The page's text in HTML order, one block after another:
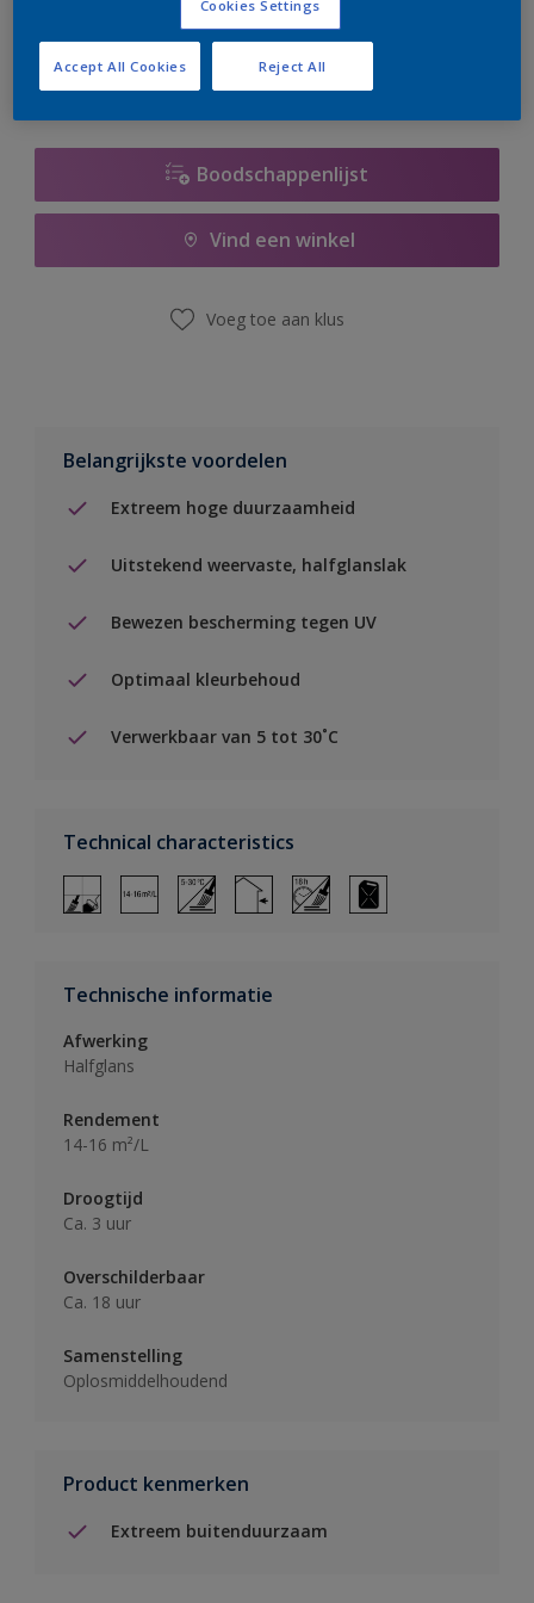
er hard aan om de voorraad aan te vullen.
Boodschappenlijst
Vind een winkel
Voeg toe aan klus
Belangrijkste voordelen
Extreem hoge duurzaamheid
Uitstekend weervaste, halfglanslak
Bewezen bescherming tegen UV
Optimaal kleurbehoud
Verwerkbaar van 5 tot 30˚C
Technical characteristics
Technische informatie
Afwerking
Halfglans
Rendement
14-16 m²/L
Droogtijd
Ca. 3 uur
Overschilderbaar
Ca. 18 uur
Samenstelling
Oplosmiddelhoudend
Product kenmerken
Extreem buitenduurzaam
Cookies Settings
Reject All
Accept All Cookies